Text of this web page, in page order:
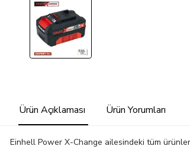
Ürün Açıklaması Ürün Yorumları
Einhell Power X-Change ailesindeki tüm